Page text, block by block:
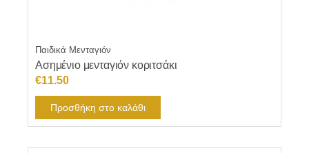
Παιδικά Μενταγιόν
Ασημένιο μενταγιόν κοριτσάκι
€11.50
Προσθήκη στο καλάθι